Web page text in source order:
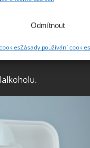
přenášených
informací.
a zjišťování
osobních údajů.
Odmítnout
Zásady používání cookies
šálku.